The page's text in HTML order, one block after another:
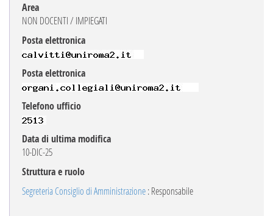
Area
NON DOCENTI / IMPIEGATI
Posta elettronica
Posta elettronica
Telefono ufficio
Data di ultima modifica
10-DIC-25
Struttura e ruolo
Segreteria Consiglio di Amministrazione: Responsabile